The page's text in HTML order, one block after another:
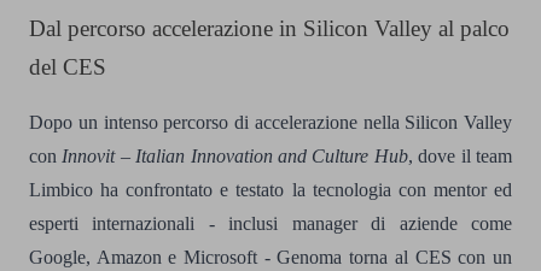
Dal percorso accelerazione in Silicon Valley al palco
del CES
Dopo un intenso percorso di accelerazione nella Silicon Valley
con Innovit – Italian Innovation and Culture Hub, dove il team
Limbico ha confrontato e testato la tecnologia con mentor ed
esperti internazionali - inclusi manager di aziende come
Google, Amazon e Microsoft - Genoma torna al CES con un